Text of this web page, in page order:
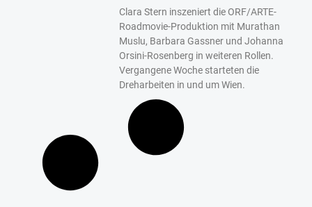
Clara Stern inszeniert die ORF/ARTE-
Roadmovie-Produktion mit Murathan
Muslu, Barbara Gassner und Johanna
Orsini-Rosenberg in weiteren Rollen.
Vergangene Woche starteten die
Dreharbeiten in und um Wien.